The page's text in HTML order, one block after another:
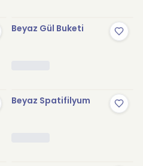
Beyaz Gül Buketi
Beyaz Spatifilyum